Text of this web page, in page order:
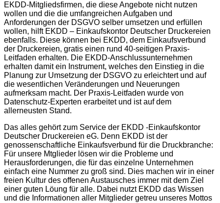
EKDD-Mitgliedsfirmen, die diese Angebote nicht nutzen
wollen und die die umfangreichen Aufgaben und
Anforderungen der DSGVO selber umsetzen und erfüllen
wollen, hilft EKDD – Einkaufskontor Deutscher Druckereien
ebenfalls. Diese können bei EKDD, dem Einkaufsverbund
der Druckereien, gratis einen rund 40-seitigen Praxis-
Leitfaden erhalten. Die EKDD-Anschlussunternehmen
erhalten damit ein Instrument, welches den Einstieg in die
Planung zur Umsetzung der DSGVO zu erleichtert und auf
die wesentlichen Veränderungen und Neuerungen
aufmerksam macht. Der Praxis-Leitfaden wurde von
Datenschutz-Experten erarbeitet und ist auf dem
allerneusten Stand.
Das alles gehört zum Service der EKDD -Einkaufskontor
Deutscher Druckereien eG. Denn EKDD ist der
genossenschaftliche Einkaufsverbund für die Druckbranche:
Für unsere Mtglieder lösen wir die Probleme und
Herausforderungen, die für das einzelne Unternehmen
einfach eine Nummer zu groß sind. Dies machen wir in einer
freien Kultur des offenen Austausches immer mit dem Ziel
einer guten Löung für alle. Dabei nutzt EKDD das Wissen
und die Informationen aller Mitglieder getreu unseres Mottos